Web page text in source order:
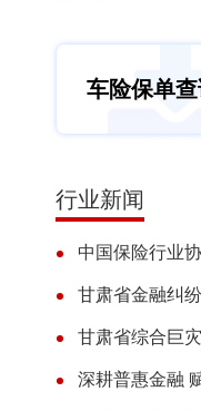
车险保单
行业新闻
中国保险行业
甘肃省金融纠
甘肃省综合巨